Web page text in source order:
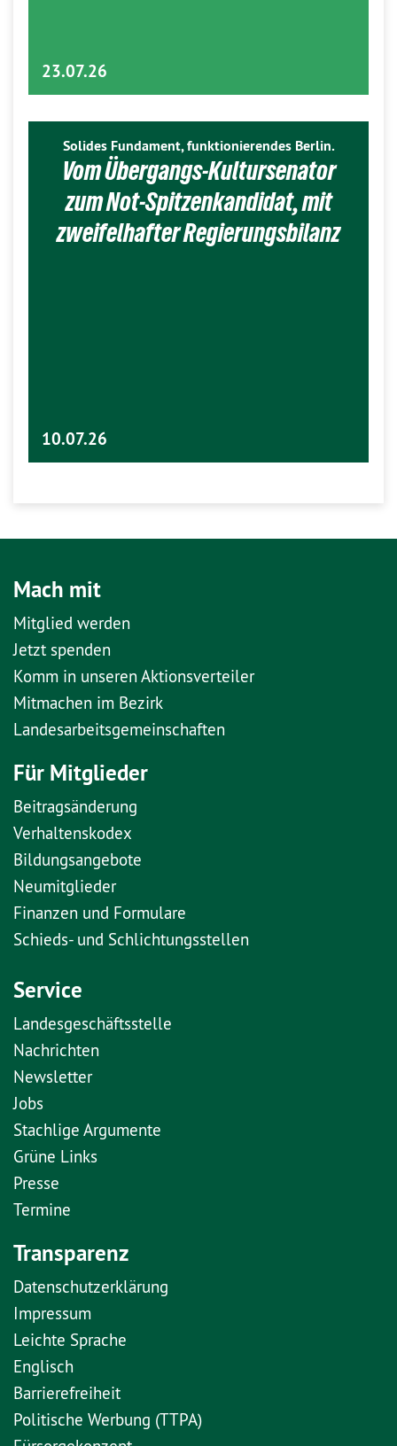
23.07.26
Solides Fundament, funktionierendes Berlin.
Vom Übergangs-Kultursenator
zum Not-Spitzenkandidat, mit
zweifelhafter Regierungsbilanz
10.07.26
Mach mit
Mitglied werden
Jetzt spenden
Komm in unseren Aktionsverteiler
Mitmachen im Bezirk
Landesarbeitsgemeinschaften
Für Mitglieder
Beitragsänderung
Verhaltenskodex
Bildungsangebote
Neumitglieder
Finanzen und Formulare
Schieds- und Schlichtungsstellen
Service
Landesgeschäftsstelle
Nachrichten
Newsletter
Jobs
Stachlige Argumente
Grüne Links
Presse
Termine
Transparenz
Datenschutzerklärung
Impressum
Leichte Sprache
Englisch
Barrierefreiheit
Politische Werbung (TTPA)